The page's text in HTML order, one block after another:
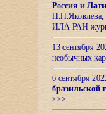
Россия и
П.П.Яковлева,
ИЛА РАН
13 сентября
необычных
6 сентября
бразильской
>>>